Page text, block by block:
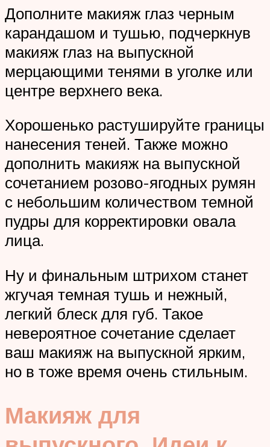
Дополните макияж глаз черным
карандашом и тушью, подчеркнув
макияж глаз на выпускной
мерцающими тенями в уголке или
центре верхнего века.
Хорошенько растушируйте границы
нанесения теней. Также можно
дополнить макияж на выпускной
сочетанием розово-ягодных румян
с небольшим количеством темной
пудры для корректировки овала
лица.
Ну и финальным штрихом станет
жгучая темная тушь и нежный,
легкий блеск для губ. Такое
невероятное сочетание сделает
ваш макияж на выпускной ярким,
но в тоже время очень стильным.
Макияж для